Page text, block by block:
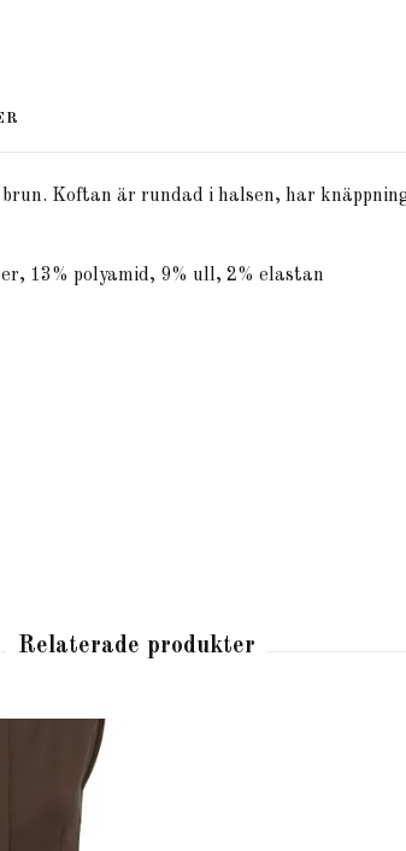
Koftan är rundad i halsen, har
13% polyamid, 9% ull, 2% elastan